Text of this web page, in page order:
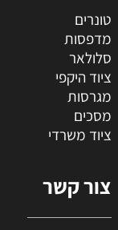
טונרים
מדפסות
סלולאר
ציוד היקפי
מגרסות
מסכים
ציוד משרדי
צור קשר